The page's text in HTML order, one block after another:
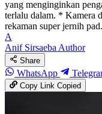
yang menginginkan
terlalu dalam. * Kamera
rekaman super jernih
A
Anif SirsaebaAuthor
Share
WhatsApp
Copy LinkCopied